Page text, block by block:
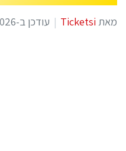
מאת Ticketsi עודכן ב-01/01/2026, 12:50